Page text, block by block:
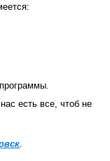
есть все, чтоб не